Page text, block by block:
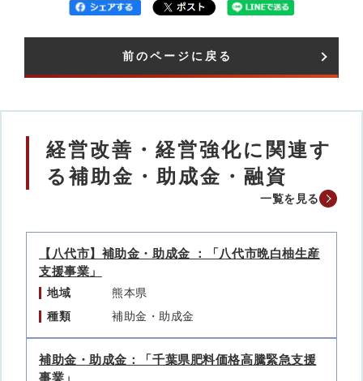
前のページに戻る
経営改善・経営強化に関連す
る補助金・助成金・融資
一覧を見る
【八代市】補助金・助成金 ：「八代市晩白柚生産
支援事業」
地域
熊本県
種類
補助金・助成金
補助金・助成金：「千葉県肥料価格高騰緊急支援
事業」